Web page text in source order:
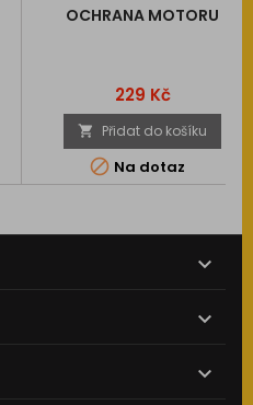
OCHRANA MOTORU
Cena
229 Kč
 Přidat do košíku
 Na dotaz


